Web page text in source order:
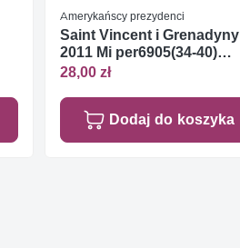
Amerykańscy prezydenci
Saint Vincent i Grenadyny
2011 Mi per6905(34-40)
Czyste **
28,00 zł
Dodaj do koszyka